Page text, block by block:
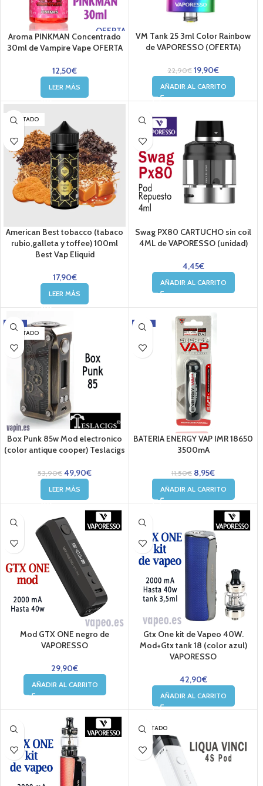
OFERTA
Aroma PINKMAN Concentrado
30ml de Vampire Vape OFERTA
12,50€
LEER MÁS
VM Tank 25 3ml Color Rainbow
de VAPORESSO (OFERTA)
22,90€ 19,90€
AÑADIR AL CARRITO
AGOTADO
American Best tobacco (tabaco
rubio,galleta y toffee) 100ml
Best Vap Eliquid
17,90€
LEER MÁS
Swag PX80 CARTUCHO sin coil
4ML de VAPORESSO (unidad)
4,45€
AÑADIR AL CARRITO
-7%
AGOTADO
Box Punk 85w Mod electronico
(color antique cooper) Teslacigs
53,90€ 49,90€
LEER MÁS
-22%
BATERIA ENERGY VAP IMR 18650
3500mA
11,50€ 8,95€
AÑADIR AL CARRITO
Mod GTX ONE negro de
VAPORESSO
29,90€
AÑADIR AL CARRITO
Gtx One kit de Vapeo 40W.
Mod+Gtx tank 18 (color azul)
VAPORESSO
42,90€
AÑADIR AL CARRITO
AGOTADO